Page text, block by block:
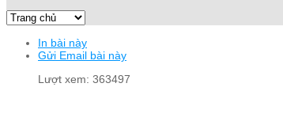
In bài này
Gửi Email bài này
Lượt xem: 363497